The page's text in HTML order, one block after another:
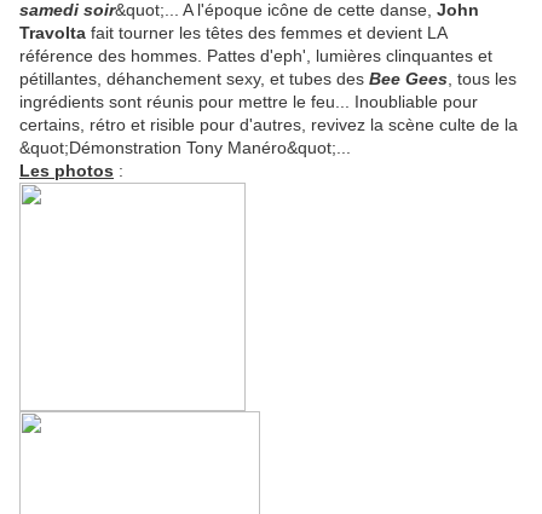
samedi soir&quot;... A l'époque icône de cette danse, John
Travolta fait tourner les têtes des femmes et devient LA
référence des hommes. Pattes d'eph', lumières clinquantes et
pétillantes, déhanchement sexy, et tubes des Bee Gees , tous les
ingrédients sont réunis pour mettre le feu... Inoubliable pour
certains, rétro et risible pour d'autres, revivez la scène culte de la
&quot;Démonstration Tony Manéro&quot;...
Les photos :